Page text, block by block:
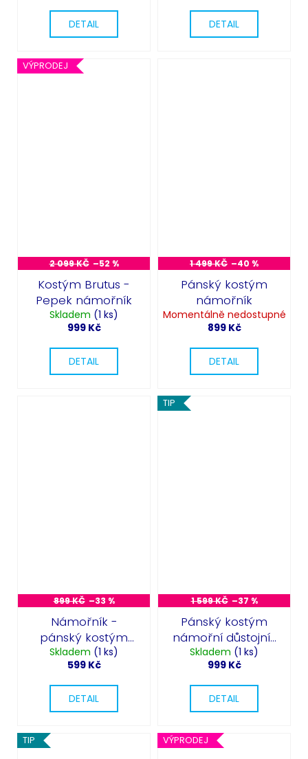
DETAIL DETAIL
VÝPRODEJ
2 099 KČ –52 %
Kostým Brutus -
Pepek námořník
Skladem (1 ks)
999 Kč
DETAIL
1 499 KČ –40 %
Pánský kostým
námořník
Momentálně nedostupné
899 Kč
DETAIL
899 KČ –33 %
Námořník -
pánský kostým
Naval Seaman
Skladem (1 ks)
599 Kč
DETAIL
TIP
1 599 KČ –37 %
Pánský kostým
námořní důstojník
- Navy officer
Skladem (1 ks)
999 Kč
DETAIL
TIP VÝPRODEJ